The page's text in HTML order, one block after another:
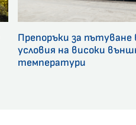
Препоръки за пътуване
условия на високи
температури